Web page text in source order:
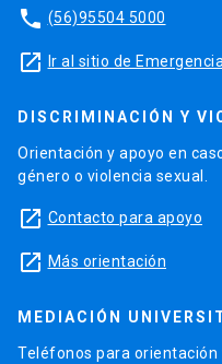
phone (56)95504 5000
launch Ir al sitio de
DISCRIMINACIÓN Y
Orientación y apoyo en
género o violencia sexual.
launch Contacto para apoyo
launch Más orientación
MEDIACIÓN
Teléfonos para orientación